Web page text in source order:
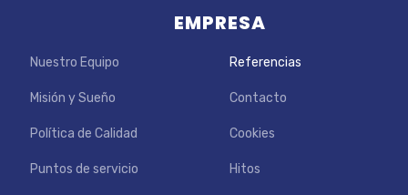
EMPRESA
Nuestro Equipo Referencias
Misión y Sueño Contacto
Política de Calidad Cookies
Puntos de servicio Hitos